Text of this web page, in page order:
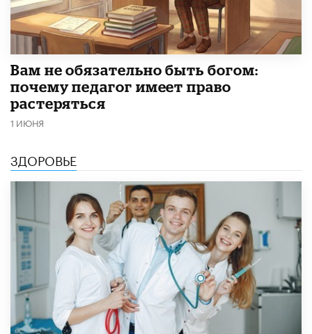
​Вам не обязательно быть богом:
почему педагог имеет право
растеряться
1 ИЮНЯ
ЗДОРОВЬЕ